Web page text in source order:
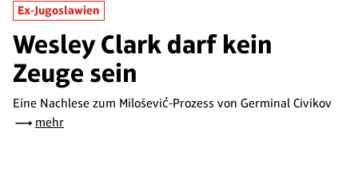
Ex-Jugoslawien
Wesley Clark darf kein
Zeuge sein
Eine Nachlese zum Milošević-Prozess von Germinal Civikov
mehr